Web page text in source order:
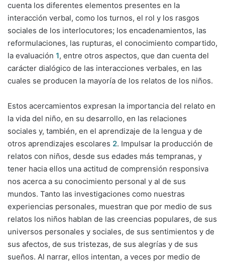
cuenta los diferentes elementos presentes en la
interacción verbal, como los turnos, el rol y los rasgos
sociales de los interlocutores; los encadenamientos, las
reformulaciones, las rupturas, el conocimiento compartido,
la evaluación 1, entre otros aspectos, que dan cuenta del
carácter dialógico de las interacciones verbales, en las
cuales se producen la mayoría de los relatos de los niños.
Estos acercamientos expresan la importancia del relato en
la vida del niño, en su desarrollo, en las relaciones
sociales y, también, en el aprendizaje de la lengua y de
otros aprendizajes escolares 2. Impulsar la producción de
relatos con niños, desde sus edades más tempranas, y
tener hacia ellos una actitud de comprensión responsiva
nos acerca a su conocimiento personal y al de sus
mundos. Tanto las investigaciones como nuestras
experiencias personales, muestran que por medio de sus
relatos los niños hablan de las creencias populares, de sus
universos personales y sociales, de sus sentimientos y de
sus afectos, de sus tristezas, de sus alegrías y de sus
sueños. Al narrar, ellos intentan, a veces por medio de